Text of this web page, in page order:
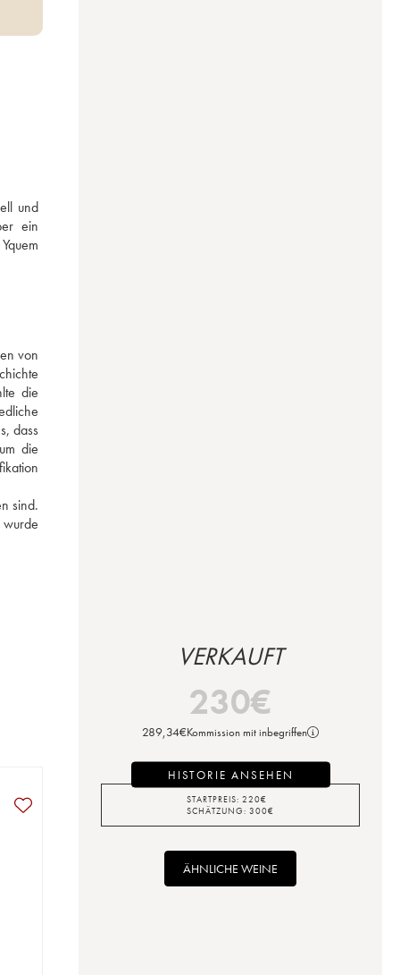
und
ein
von
die
dass
die
sind.
VERKAUFT
230€
289,34€Kommission mit inbegriffen
HISTORIE ANSEHEN
STARTPREIS: 220€
SCHÄTZUNG: 300€
ÄHNLICHE WEINE